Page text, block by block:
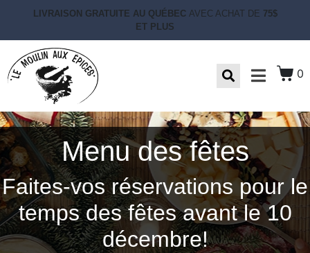
LIVRAISON GRATUITE AU QUÉBEC AVEC ACHAT DE 75$
ET PLUS
0
Menu des fêtes
Faites-vos réservations pour le
temps des fêtes avant le 10
décembre!